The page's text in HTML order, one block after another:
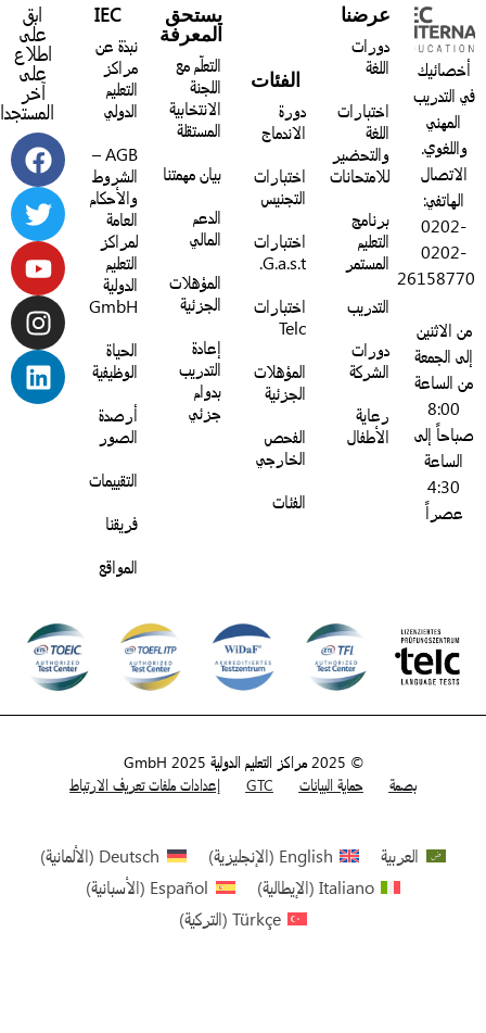
التدريب
المهني
واللغوي.
الاتصال
الهاتفي:
0202-
0202-
الاثنين
الجمعة
الساعة
8:00
إلى
الساعة
4:30
عصراً
عرضنا
دورات
اللغة
اختبارات
اللغة
والتحضير
للامتحانات
برنامج
التعليم
المستمر
التدريب
دورات
الشركة
رعاية
الأطفال
الفئات
دورة
الاندماج
اختبارات
التجنيس
اختبارات
G.a.s.t.
اختبارات
Telc
المؤهلات
الجزئية
الفحص
الخارجي
الفئات
يستحق
المعرفة
التعلّم مع
اللجنة
الانتخابية
المستقلة
بيان مهمتنا
الدعم
المالي
المؤهلات
الجزئية
إعادة
التدريب
بدوام
جزئي
IEC
نبذة عن
مراكز
التعليم
الدولي
AGB –
الشروط
والأحكام
العامة
لمراكز
التعليم
الدولية
GmbH
الحياة
الوظيفية
أرصدة
الصور
التقييمات
فريقنا
المواقع
ابق
على
اطلاع
على
آخر
المستجدات:
© 2025 مراكز التعليم الدولية GmbH 2025
بصمة
حماية البيانات GTC إعدادات ملفات تعريف الارتباط
العربية English
(الإنجليزية)
Deutsch
(الألمانية)
Italiano
(الإيطالية)
Español
(الأسبانية)
Türkçe
(التركية)